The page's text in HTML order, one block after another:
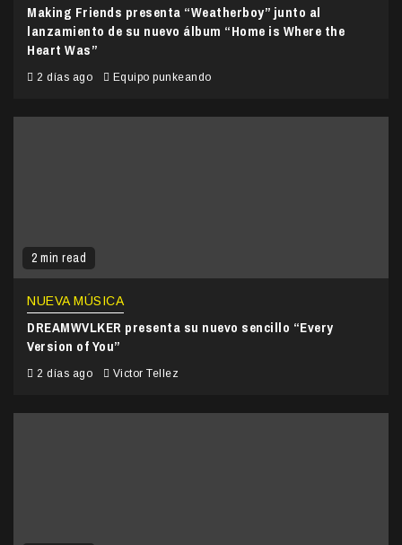
Making Friends presenta “Weatherboy” junto al
lanzamiento de su nuevo álbum “Home is Where the
Heart Was”
2 días ago Equipo punkeando
2 min read
NUEVA MÚSICA
DREAMWVLKER presenta su nuevo sencillo “Every
Version of You”
2 días ago Victor Tellez